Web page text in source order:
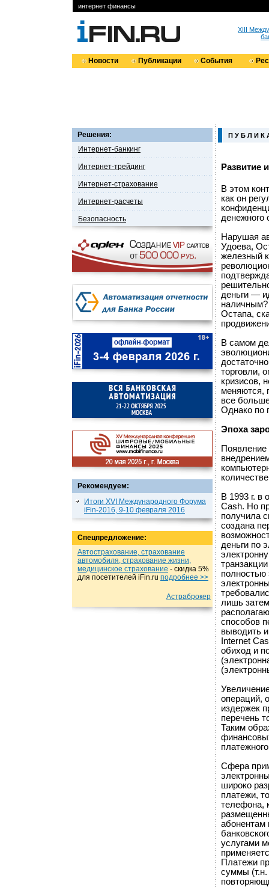
интернет финансы
XIII
Новости Публикации События
Решения:
Интернет-банкинг
Интернет-трейдинг
Интернет-страхование
Интернет-расчеты
Безопасность
Рекомендуем:
Итоги XVI Международного Форума
iFin-2016, 9-10 февраля 2016
Спецпредложение:
Автострахование, страхование
автомобиля, страхование жизни,
медицинское страхование - cкидка 5%
для посетителей iFin.ru подробнеe >>
Астраброкер
П У Б Л И К
Развитие
В этом
как он
денежного
Нарушая
Удоева,
железный
деньги —
наличным?
Остапа,
В самом
торговли,
кризисов,
меняются,
все
Однако по
Эпоха
Появление
В 1993 г.
Cash. Но
получила
создана
деньги по
полностью
лишь
способов
выводить
Internet
обиход и
операций,
издержек
перечень
Таким
Сфера
широко
платежи,
телефона,
абонентам
услугами
Платежи
суммы (т.н.